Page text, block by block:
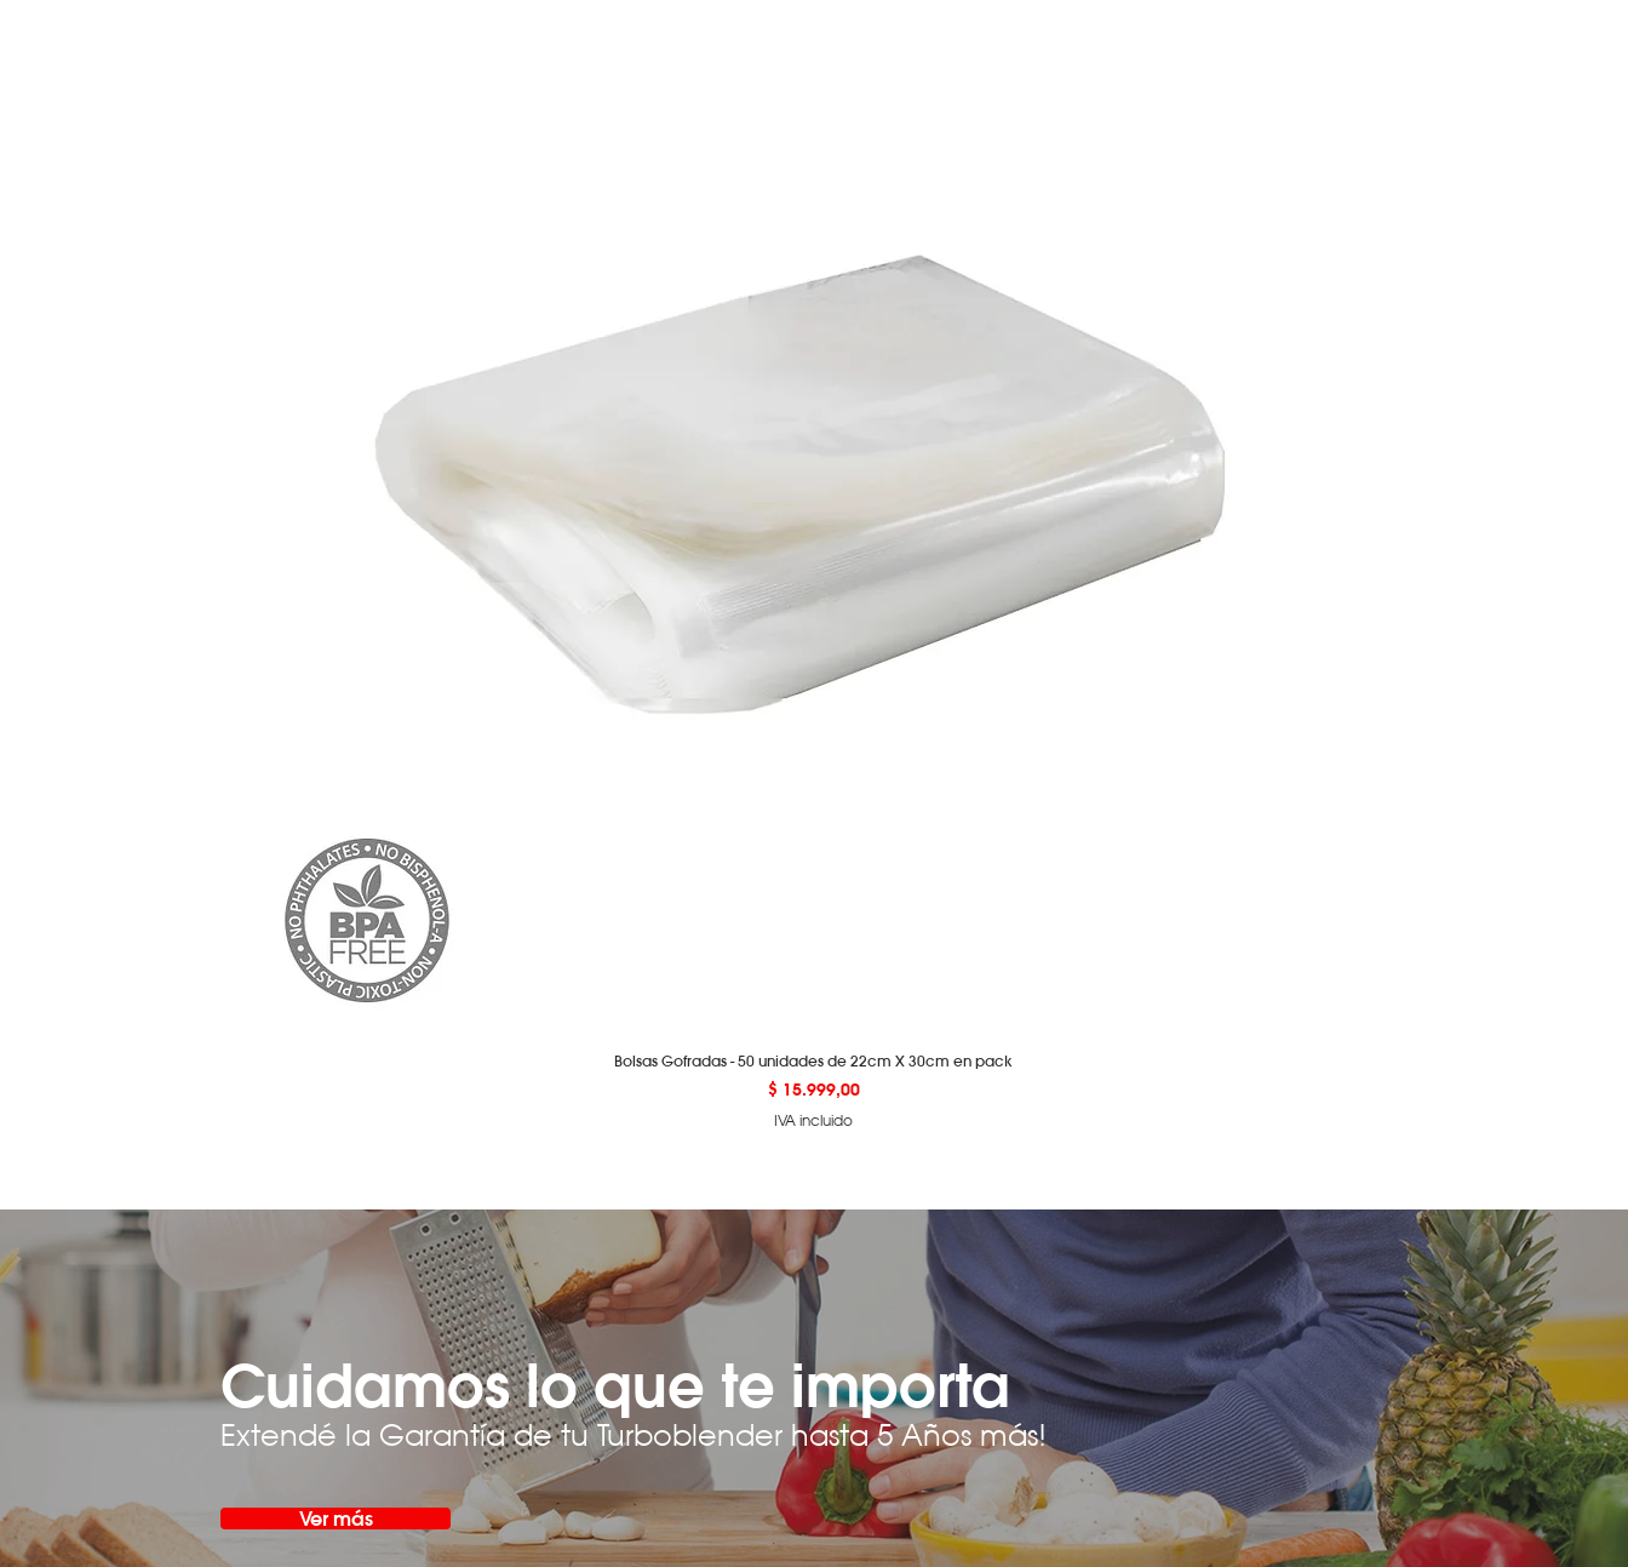
Bolsas Gofradas - 50 unidades de 22cm X 30cm en pack
Precio
$ 15.999,00
IVA incluido
Cuidamos lo que te importa
Extendé la Garantía de tu Turboblender hasta 5 Años más!
Ver más